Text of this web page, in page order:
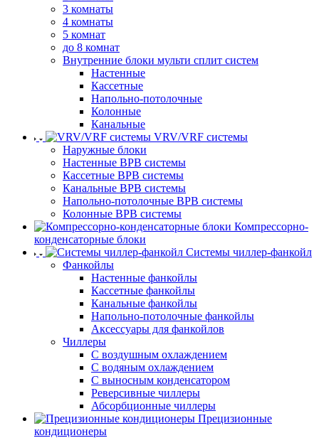
3 комнаты
4 комнаты
5 комнат
до 8 комнат
Внутренние блоки мульти сплит систем
Настенные
Кассетные
Напольно-потолочные
Колонные
Канальные
VRV/VRF системы
Наружные блоки
Настенные ВРВ системы
Кассетные ВРВ системы
Канальные ВРВ системы
Напольно-потолочные ВРВ системы
Колонные ВРВ системы
Компрессорно-
конденсаторные блоки
Системы чиллер-фанкойл
Фанкойлы
Настенные фанкойлы
Кассетные фанкойлы
Канальные фанкойлы
Напольно-потолочные фанкойлы
Аксессуары для фанкойлов
Чиллеры
С воздушным охлаждением
С водяным охлаждением
С выносным конденсатором
Реверсивные чиллеры
Абсорбционные чиллеры
Прецизионные
кондиционеры